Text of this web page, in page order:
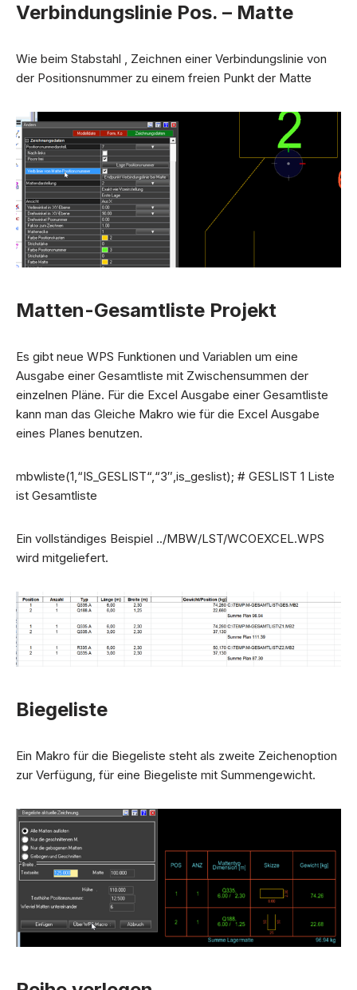
Verbindungslinie Pos. – Matte
Wie beim Stabstahl , Zeichnen einer Verbindungslinie von
der Positionsnummer zu einem freien Punkt der Matte
Matten-Gesamtliste Projekt
Es gibt neue WPS Funktionen und Variablen um eine
Ausgabe einer Gesamtliste mit Zwischensummen der
einzelnen Pläne. Für die Excel Ausgabe einer Gesamtliste
kann man das Gleiche Makro wie für die Excel Ausgabe
eines Planes benutzen.
mbwliste(1,“IS_GESLIST“,“3″,is_geslist); # GESLIST 1 Liste
ist Gesamtliste
Ein vollständiges Beispiel ../MBW/LST/WCOEXCEL.WPS
wird mitgeliefert.
Biegeliste
Ein Makro für die Biegeliste steht als zweite Zeichenoption
zur Verfügung, für eine Biegeliste mit Summengewicht.